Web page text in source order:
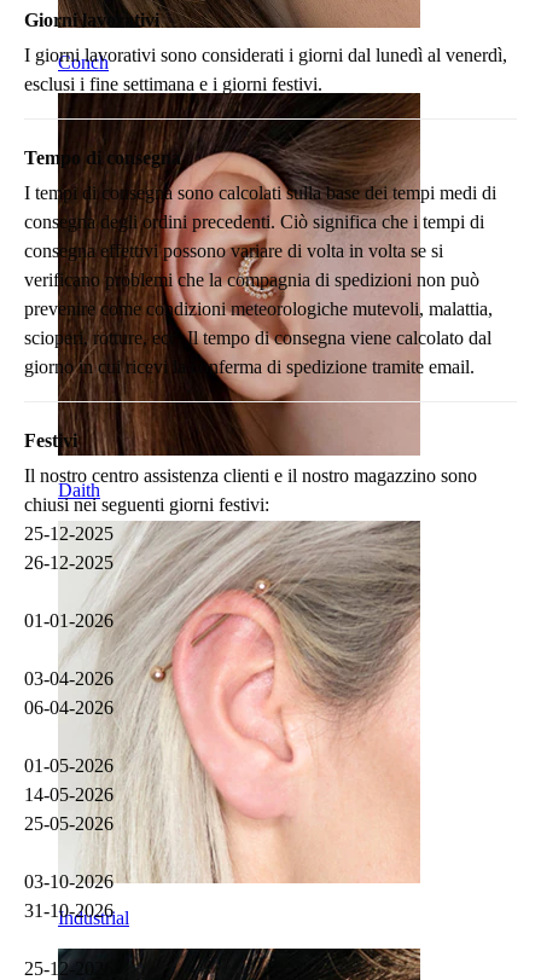
Conch
Daith
Industrial
Giorni lavorativi
I giorni lavorativi sono considerati i giorni dal lunedì al venerdì,
esclusi i fine settimana e i giorni festivi.
Tempo di consegna
I tempi di consegna sono calcolati sulla base dei tempi medi di
consegna degli ordini precedenti. Ciò significa che i tempi di
consegna effettivi possono variare di volta in volta se si
verificano problemi che la compagnia di spedizioni non può
prevenire come condizioni meteorologiche mutevoli, malattia,
scioperi, rotture, ecc. Il tempo di consegna viene calcolato dal
giorno in cui ricevi la conferma di spedizione tramite email.
Festivi
Il nostro centro assistenza clienti e il nostro magazzino sono
chiusi nei seguenti giorni festivi:
25-12-2025
26-12-2025
01-01-2026
03-04-2026
06-04-2026
01-05-2026
14-05-2026
25-05-2026
03-10-2026
31-10-2026
25-12-2026